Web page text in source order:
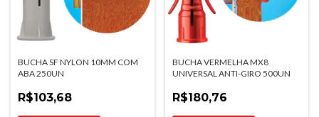
BUCHA SF NYLON 10MM COM
ABA 250UN
R$103,68
BUCHA VERMELHA MX8
UNIVERSAL ANTI-GIRO 500UN
R$180,76